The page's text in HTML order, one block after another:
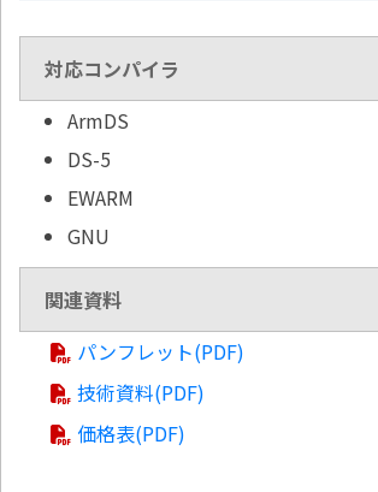
対応コンパイラ
ArmDS
DS-5
EWARM
GNU
関連資料
パンフレット(PDF)
技術資料(PDF)
価格表(PDF)